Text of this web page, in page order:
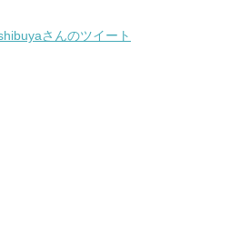
さんのツイート